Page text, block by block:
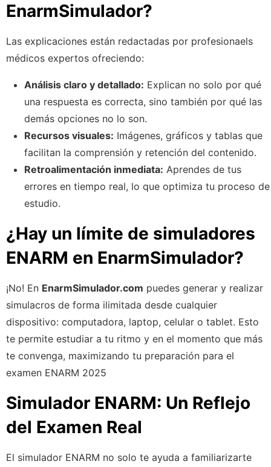
EnarmSimulador?
Las explicaciones están redactadas por profesionaels
médicos expertos ofreciendo:
Análisis claro y detallado: Explican no solo por qué
una respuesta es correcta, sino también por qué las
demás opciones no lo son.
Recursos visuales: Imágenes, gráficos y tablas que
facilitan la comprensión y retención del contenido.
Retroalimentación inmediata: Aprendes de tus
errores en tiempo real, lo que optimiza tu proceso de
estudio.
¿Hay un límite de simuladores
ENARM en EnarmSimulador?
¡No! En EnarmSimulador.com puedes generar y realizar
simulacros de forma ilimitada desde cualquier
dispositivo: computadora, laptop, celular o tablet. Esto
te permite estudiar a tu ritmo y en el momento que más
te convenga, maximizando tu preparación para el
examen ENARM 2025
Simulador ENARM: Un Reflejo
del Examen Real
El simulador ENARM no solo te ayuda a familiarizarte